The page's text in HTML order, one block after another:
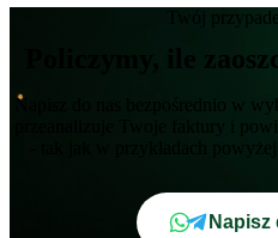
Twój
Policzymy, ile
Napisz do nas bezpośrednio w
przeanalizuje Twoje faktury i
- tak jak w przykładach
Napisz